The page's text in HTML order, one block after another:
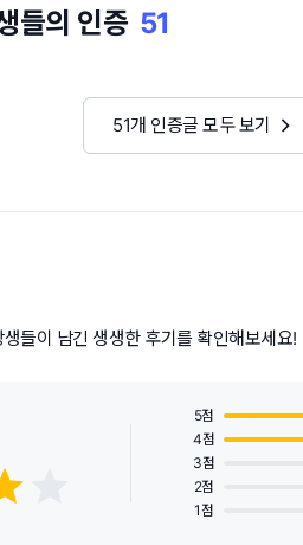
들의 인증 51
51개 인증글 모두 보기
들이 남긴 생생한 후기를 확인해보세요!
5점
4점
3점
2점
1점